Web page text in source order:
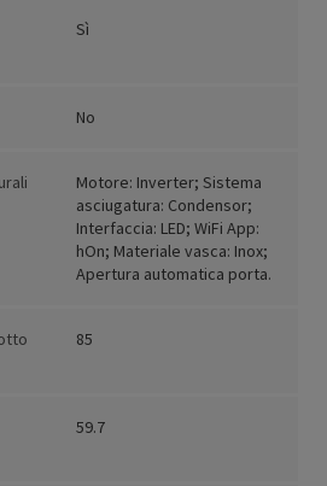
Sì
No
Motore: Inverter; Sistema
asciugatura: Condensor;
Interfaccia: LED; WiFi App:
hOn; Materiale vasca: Inox;
Apertura automatica porta.
85
59.7